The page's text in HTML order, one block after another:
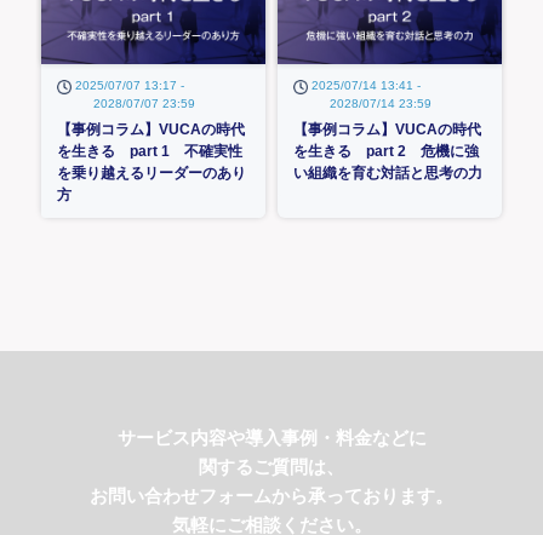
2025/07/07 13:17 -
2028/07/07 23:59
【事例コラム】VUCAの時代
を生きる part 1 不確実性
を乗り越えるリーダーのあり
方
2025/07/14 13:41 -
2028/07/14 23:59
【事例コラム】VUCAの時代
を生きる part 2 危機に強
い組織を育む対話と思考の力
サービス内容や導入事例・料金などに
関するご質問は、
お問い合わせフォームから承っております。
気軽にご相談ください。